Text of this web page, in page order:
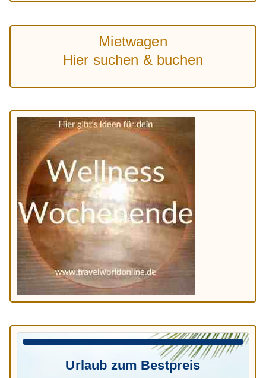
Mietwagen
Hier suchen & buchen
Urlaub zum Bestpreis